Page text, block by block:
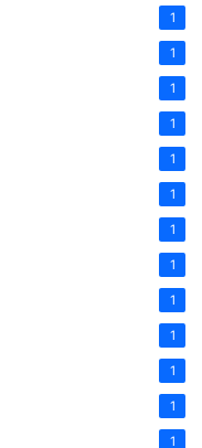
1
1
1
1
1
1
1
1
1
1
1
1
1